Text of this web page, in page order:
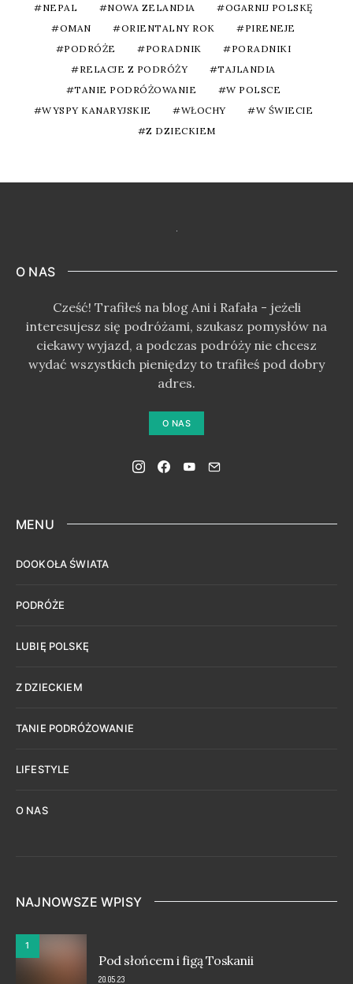
NEPAL
NOWA ZELANDIA
OGARNIJ POLSKĘ
OMAN
ORIENTALNY ROK
PIRENEJE
PODRÓŻE
PORADNIK
PORADNIKI
RELACJE Z PODRÓŻY
TAJLANDIA
TANIE PODRÓŻOWANIE
W POLSCE
WYSPY KANARYJSKIE
WŁOCHY
W ŚWIECIE
Z DZIECKIEM
O NAS
Cześć! Trafiłeś na blog Ani i Rafała - jeżeli
interesujesz się podróżami, szukasz pomysłów na
ciekawy wyjazd, a podczas podróży nie chcesz
wydać wszystkich pieniędzy to trafiłeś pod dobry
adres.
O NAS
MENU
DOOKOŁA ŚWIATA
PODRÓŻE
LUBIĘ POLSKĘ
Z DZIECKIEM
TANIE PODRÓŻOWANIE
LIFESTYLE
O NAS
NAJNOWSZE WPISY
1
Pod słońcem i figą Toskanii
20.05.23